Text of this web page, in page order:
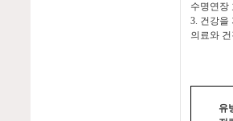
수명연장
3. 건강을
의료와
유